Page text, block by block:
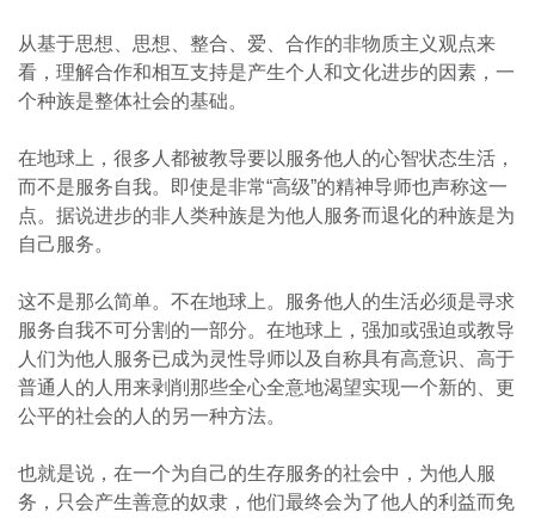
从基于思想、思想、整合、爱、合作的非物质主义观点来
看，理解合作和相互支持是产生个人和文化进步的因素，一
个种族是整体社会的基础。
在地球上，很多人都被教导要以服务他人的心智状态生活，
而不是服务自我。即使是非常“高级”的精神导师也声称这一
点。据说进步的非人类种族是为他人服务而退化的种族是为
自己服务。
这不是那么简单。不在地球上。服务他人的生活必须是寻求
服务自我不可分割的一部分。在地球上，强加或强迫或教导
人们为他人服务已成为灵性导师以及自称具有高意识、高于
普通人的人用来剥削那些全心全意地渴望实现一个新的、更
公平的社会的人的另一种方法。
也就是说，在一个为自己的生存服务的社会中，为他人服
务，只会产生善意的奴隶，他们最终会为了他人的利益而免